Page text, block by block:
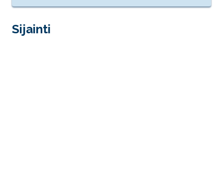
Sijainti